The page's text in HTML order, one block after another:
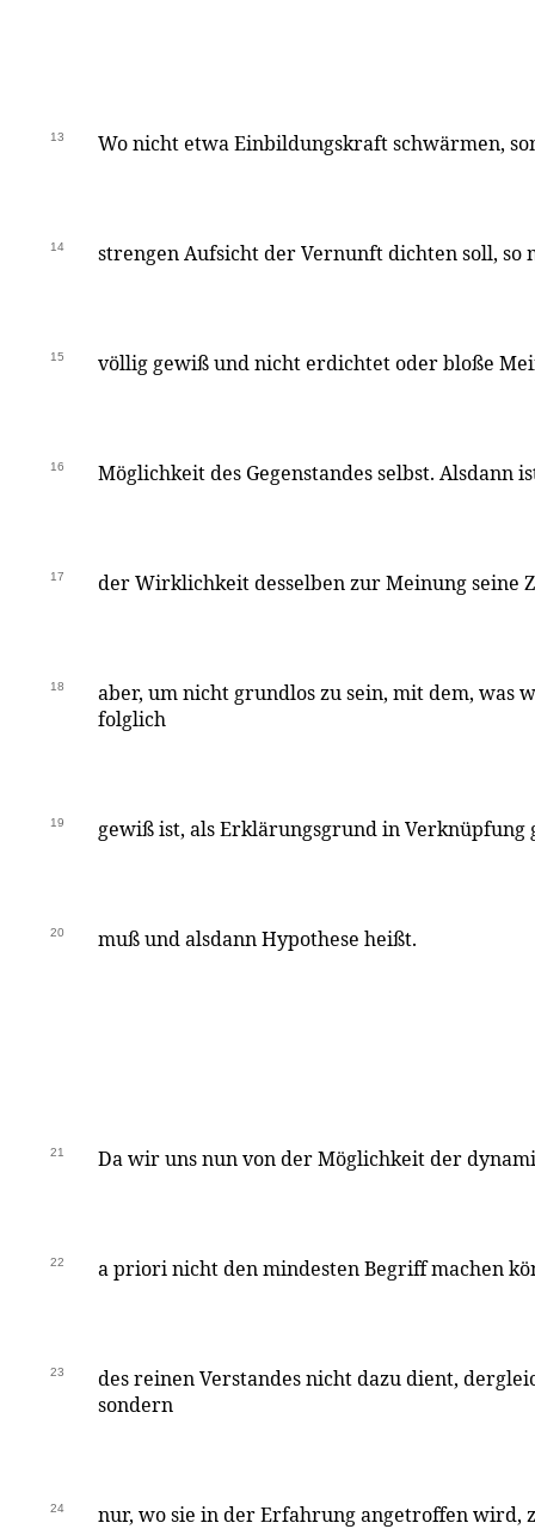
13 Wo nicht etwa Einbildungskraft schwärmen,
14 strengen Aufsicht der Vernunft dichten soll,
15 völlig gewiß und nicht erdichtet oder bloße
16 Möglichkeit des Gegenstandes selbst. Alsdann
17 der Wirklichkeit desselben zur Meinung seine
18
aber, um nicht grundlos zu sein, mit dem, was
folglich
19 gewiß ist, als Erklärungsgrund in Verknüpfung
20 muß und alsdann Hypothese heißt.
21 Da wir uns nun von der Möglichkeit der
22 a priori nicht den mindesten Begriff machen
23
des reinen Verstandes nicht dazu dient,
sondern
24 nur, wo sie in der Erfahrung angetroffen wird,